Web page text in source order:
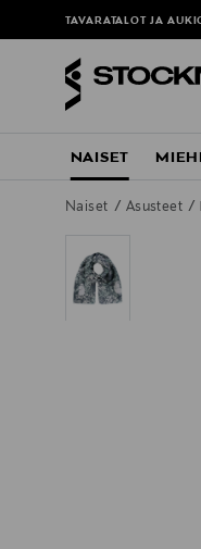
TAVARATALOT JA
NAISET
Naiset Asusteet